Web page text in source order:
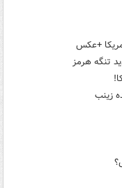
تنگه هرمز
زینب